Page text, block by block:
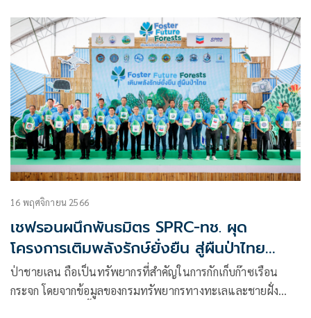
บริษัทฯ ยังคงดำเนินกลยุทธ์เพื่อการเติบโตเคียงคู่ไปกับ
ประเทศไทย
16 พฤศจิกายน 2566
เชฟรอนผนึกพันธมิตร SPRC-ทช. ผุด
โครงการเติมพลังรักษ์ยั่งยืน สู่ผืนป่าไทย
พัฒนาป่าชายเลนเมืองระยอง
ป่าชายเลน ถือเป็นทรัพยากรที่สำคัญในการกักเก็บก๊าซเรือน
กระจก โดยจากข้อมูลของกรมทรัพยากรทางทะเลและชายฝั่ง